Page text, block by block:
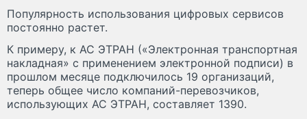
Популярность использования цифровых сервисов
постоянно растет.
К примеру, к АС ЭТРАН («Электронная транспортная
накладная» с применением электронной подписи) в
прошлом месяце подключилось 19 организаций,
теперь общее число компаний-перевозчиков,
использующих АС ЭТРАН, составляет 1390.